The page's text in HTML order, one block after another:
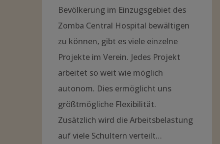
Bevölkerung im Einzugsgebiet des
Zomba Central Hospital bewältigen
zu können, gibt es viele einzelne
Projekte im Verein. Jedes Projekt
arbeitet so weit wie möglich
autonom. Dies ermöglicht uns
größtmögliche Flexibilität.
Zusätzlich wird die Arbeitsbelastung
auf viele Schultern verteilt…